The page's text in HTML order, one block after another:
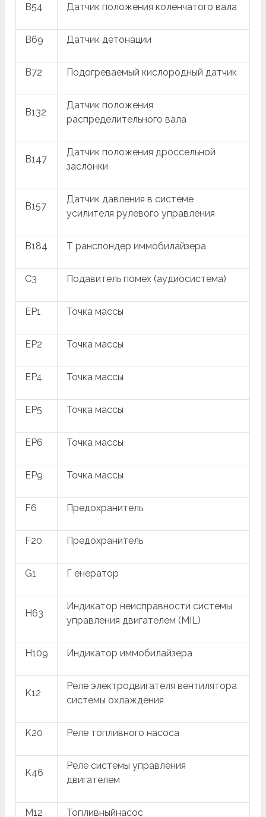
B54 Датчик положения коленчатого вала
B69 Датчик детонации
B72 Подогреваемый кислородный датчик
B132
Датчик положения
распределительного вала
B147
Датчик положения дроссельной
заслонки
B157
Датчик давления в системе
усилителя рулевого управления
B184 Т ранспондер иммобилайзера
C3 Подавитель помех (аудиосистема)
EP1 Точка массы
EP2 Точка массы
EP4 Точка массы
EP5 Точка массы
EP6 Точка массы
EP9 Точка массы
F6 Предохранитель
F20 Предохранитель
G1 Г енератор
H63
Индикатор неисправности системы
управления двигателем (MIL)
H109 Индикатор иммобилайзера
K12
Реле электродвигателя вентилятора
системы охлаждения
K20 Реле топливного насоса
K46
Реле системы управления
двигателем
M12 Топливныйнасос